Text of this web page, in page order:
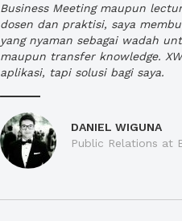
Business Meeting maupun
dosen dan praktisi, saya
yang nyaman sebagai wadah
maupun transfer knowledge.
aplikasi, tapi solusi bagi saya.
DANIEL WIGUNA
Public Relations at